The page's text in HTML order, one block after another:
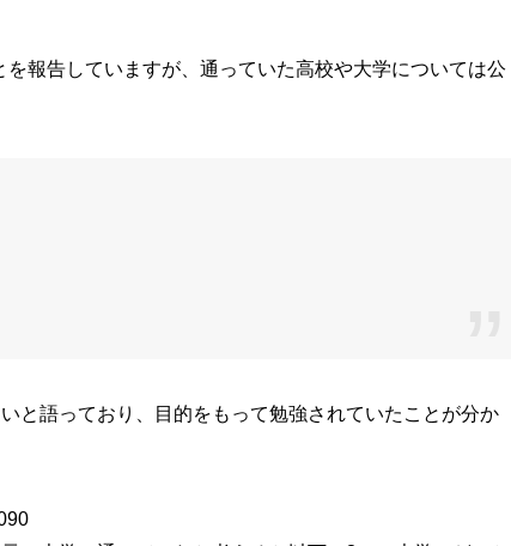
を報告していますが、通っていた高校や大学については公
と語っており、目的をもって勉強されていたことが分か